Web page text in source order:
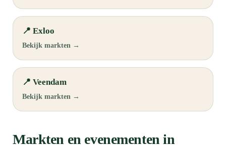
📍 Exloo
Bekijk markten →
📍 Veendam
Bekijk markten →
Markten en evenementen in